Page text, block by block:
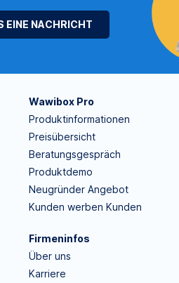
EINE NACHRICHT
Wawibox Pro
Produktinformationen
Preisübersicht
Beratungsgespräch
Produktdemo
Neugründer Angebot
Kunden werben Kunden
Firmeninfos
Über uns
Karriere